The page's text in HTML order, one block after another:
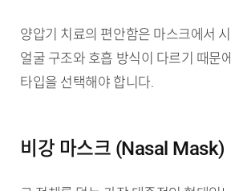
양압기 치료의 편안함은 마스크에서
얼굴 구조와 호흡 방식이 다르기 때문
타입을 선택해야 합니다.
비강 마스크 (Nasal Mask)